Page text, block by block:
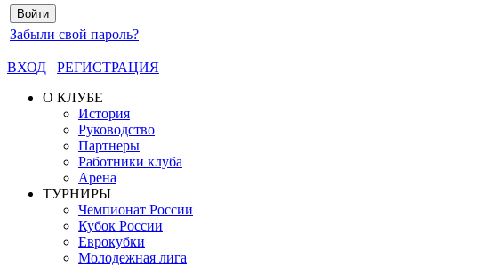
Забыли свой пароль?
ВХОД
РЕГИСТРАЦИЯ
О КЛУБЕ
История
Руководство
Партнеры
Работники клуба
Арена
ТУРНИРЫ
Чемпионат России
Кубок России
Еврокубки
Молодежная лига